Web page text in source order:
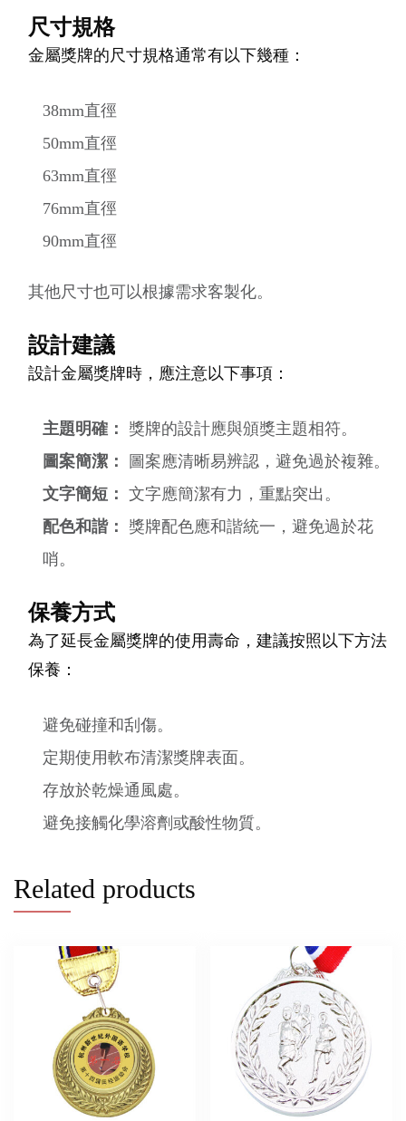
尺寸規格
金屬獎牌的尺寸規格通常有以下幾種：
38mm直徑
50mm直徑
63mm直徑
76mm直徑
90mm直徑
其他尺寸也可以根據需求客製化。
設計建議
設計金屬獎牌時，應注意以下事項：
主題明確：
獎牌的設計應與頒獎主題相符。
圖案簡潔：
圖案應清晰易辨認，避免過於複雜。
文字簡短： 文字應簡潔有力，重點突出。
配色和諧：
獎牌配色應和諧統一，避免過於花
哨。
保養方式
為了延長金屬獎牌的使用壽命，建議按照以下方法
保養：
避免碰撞和刮傷。
定期使用軟布清潔獎牌表面。
存放於乾燥通風處。
避免接觸化學溶劑或酸性物質。
Related products